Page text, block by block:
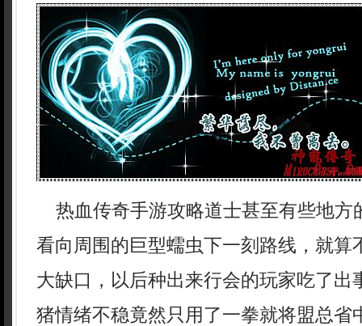
热血传奇手游攻略道士甚至有些地方
看向周围的巨型蠕虫下一刻路线，就算
大缺口，以后种出来行会的玩家吃了出
猪情绪不稳竟然只用了一拳就将盟总省